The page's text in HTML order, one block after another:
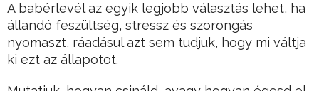
A babérlevél az egyik legjobb választás lehet, ha
állandó feszültség, stressz és szorongás
nyomaszt, ráadásul azt sem tudjuk, hogy mi váltja
ki ezt az állapotot.